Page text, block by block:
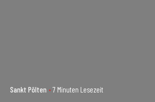
Sankt Pölten 7 Minuten Lesezeit